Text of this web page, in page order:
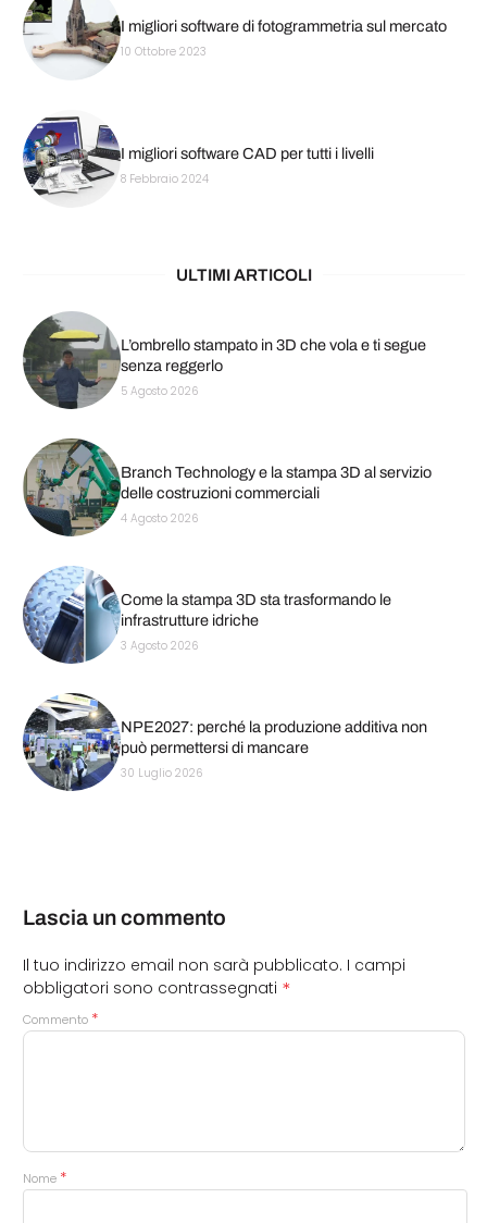
I migliori software di fotogrammetria sul mercato
10 Ottobre 2023
I migliori software CAD per tutti i livelli
8 Febbraio 2024
ULTIMI ARTICOLI
L’ombrello stampato in 3D che vola e ti segue
senza reggerlo
5 Agosto 2026
Branch Technology e la stampa 3D al servizio
delle costruzioni commerciali
4 Agosto 2026
Come la stampa 3D sta trasformando le
infrastrutture idriche
3 Agosto 2026
NPE2027: perché la produzione additiva non
può permettersi di mancare
30 Luglio 2026
Lascia un commento
Il tuo indirizzo email non sarà pubblicato. I campi
obbligatori sono contrassegnati *
Commento *
Nome *